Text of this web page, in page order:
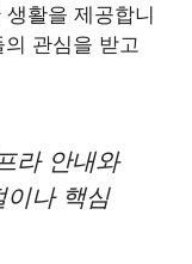
활을 제공합니
관심을 받고
라 안내와
이나 핵심